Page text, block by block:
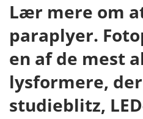
Lær mere om
paraplyer.
en af de mest
lysformere,
studieblitz,